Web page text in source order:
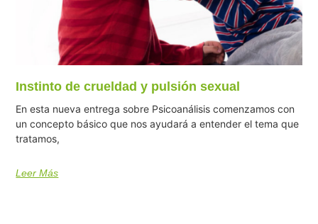
Instinto de crueldad y pulsión sexual
En esta nueva entrega sobre Psicoanálisis comenzamos con
un concepto básico que nos ayudará a entender el tema que
tratamos,
Leer Más